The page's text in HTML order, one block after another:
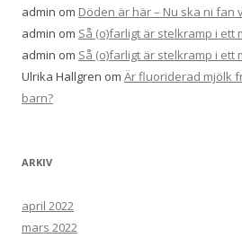
admin om Döden är här – Nu ska ni fan
admin om Så (o)farligt är stelkramp i ett
admin om Så (o)farligt är stelkramp i ett
Ulrika Hallgren om Är fluoriderad mjölk
barn?
ARKIV
april 2022
mars 2022